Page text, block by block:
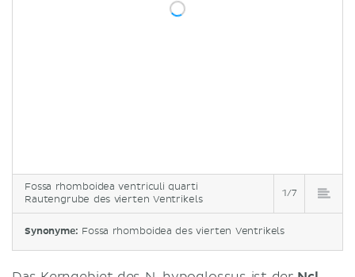
Fossa rhomboidea ventriculi quarti
Rautengrube des vierten Ventrikels
1/7
Synonyme: Fossa rhomboidea des vierten Ventrikels